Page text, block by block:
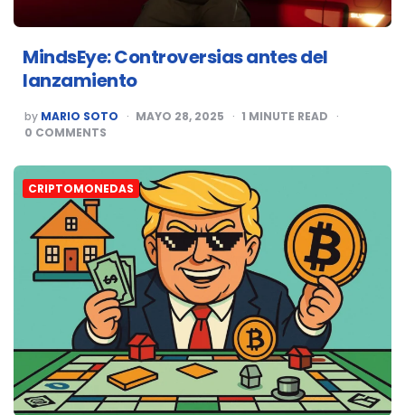
MindsEye: Controversias antes del
lanzamiento
POSTED
BY
by MARIO SOTO MAYO 28, 2025 1 MINUTE READ
0 COMMENTS
CRIPTOMONEDAS